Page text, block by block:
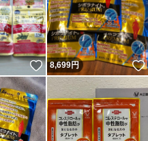
いいね！
8,699円